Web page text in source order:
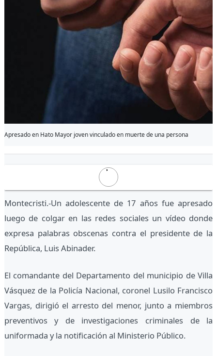
Apresado en Hato Mayor joven vinculado en muerte de una persona
Montecristi.-Un adolescente de 17 años fue apresado
luego de colgar en las redes sociales un vídeo donde
expresa palabras obscenas contra el presidente de la
República, Luis Abinader.
El comandante del Departamento del municipio de Villa
Vásquez de la Policía Nacional, coronel Lusilo Francisco
Vargas, dirigió el arresto del menor, junto a miembros
preventivos y de investigaciones criminales de la
uniformada y la notificación al Ministerio Público.